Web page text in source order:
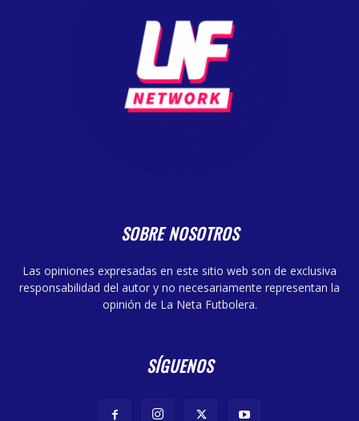
SOBRE NOSOTROS
Las opiniones expresadas en este sitio web son de exclusiva
responsabilidad del autor y no necesariamente representan la
opinión de La Neta Futbolera.
SÍGUENOS